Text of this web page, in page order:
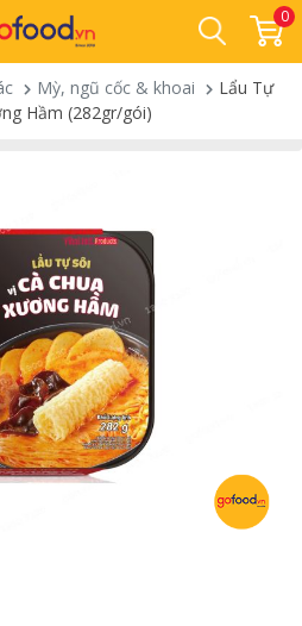
0
Mỳ, ngũ cốc & khoai
Lẩu Tự
Hầm (282gr/gói)